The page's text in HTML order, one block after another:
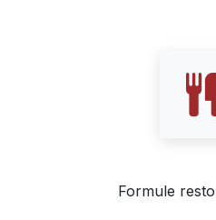
Formule